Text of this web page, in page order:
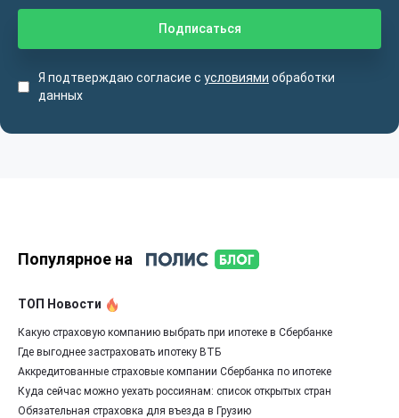
Я подтверждаю согласие с условиями обработки
данных
Популярное на
ТОП Новости
Какую страховую компанию выбрать при ипотеке в Сбербанке
Где выгоднее застраховать ипотеку ВТБ
Аккредитованные страховые компании Сбербанка по ипотеке
Куда сейчас можно уехать россиянам: список открытых стран
Обязательная страховка для въезда в Грузию